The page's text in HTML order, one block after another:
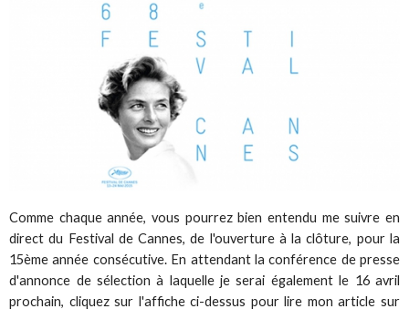
Comme chaque année, vous pourrez bien entendu me suivre en
direct du Festival de Cannes, de l'ouverture à la clôture, pour la
15ème année consécutive. En attendant la conférence de presse
d'annonce de sélection à laquelle je serai également le 16 avril
prochain, cliquez sur l'affiche ci-dessus pour lire mon article sur